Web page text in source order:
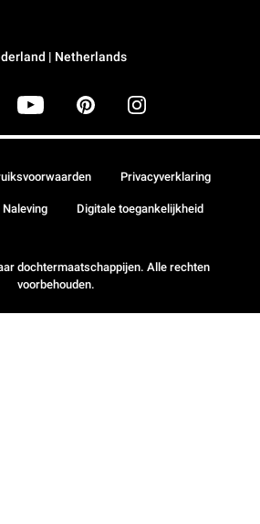
| Netherlands
dochtermaatschappijen. Alle rechten
voorbehouden.
Privacyverklaring
Naleving Digitale toegankelijkheid